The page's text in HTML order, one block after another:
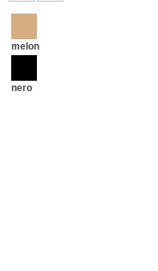
melon
nero